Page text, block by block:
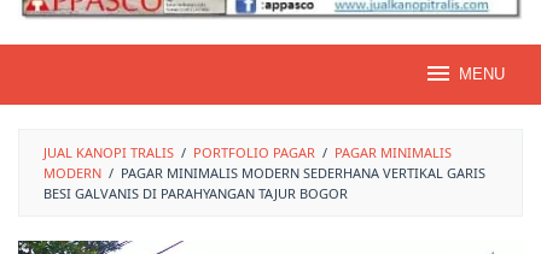
MENU
JUAL KANOPI TRALIS / PORTFOLIO PAGAR / PAGAR MINIMALIS
MODERN / PAGAR MINIMALIS MODERN SEDERHANA VERTIKAL GARIS
BESI GALVANIS DI PARAHYANGAN TAJUR BOGOR